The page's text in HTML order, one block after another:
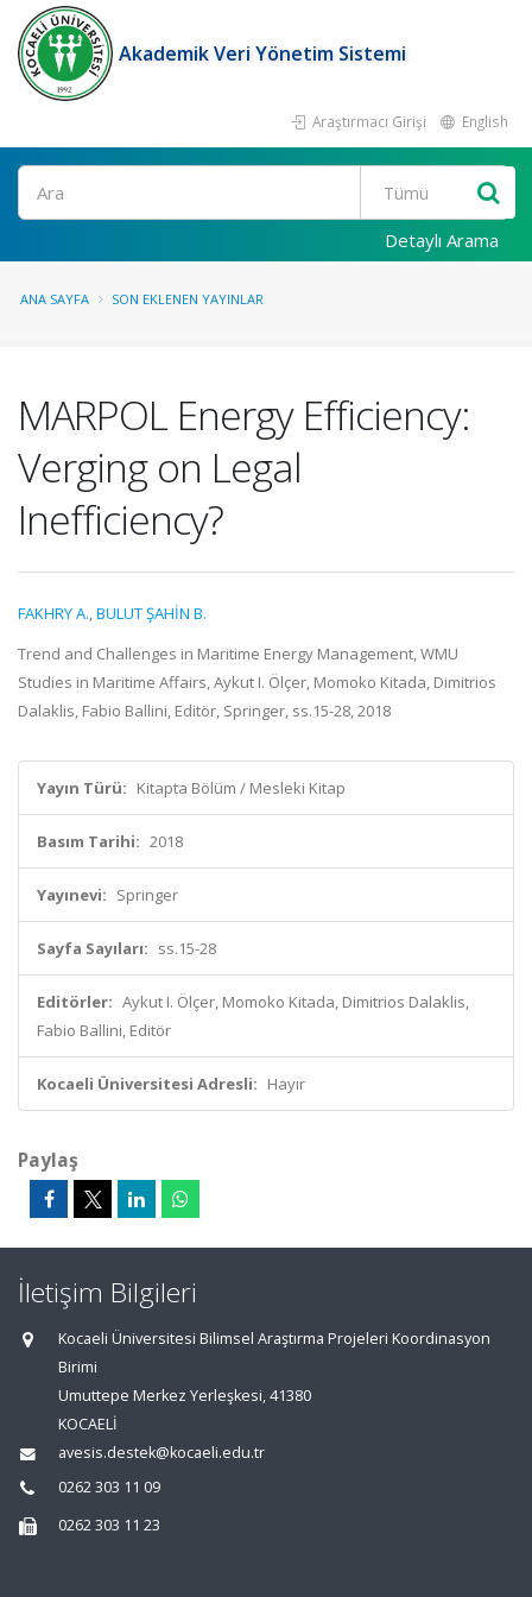
Akademik Veri Yönetim Sistemi
Araştırmacı Girişi English
Ara
Detaylı Arama
ANA SAYFA SON EKLENEN YAYINLAR
MARPOL Energy Efficiency:
Verging on Legal
Inefficiency?
FAKHRY A.,BULUT ŞAHİN B.
Trend and Challenges in Maritime Energy Management, WMU
Studies in Maritime Affairs, Aykut I. Ölçer, Momoko Kitada, Dimitrios
Dalaklis, Fabio Ballini, Editör, Springer, ss.15-28, 2018
Yayın Türü: Kitapta Bölüm / Mesleki Kitap
Basım Tarihi: 2018
Yayınevi: Springer
Sayfa Sayıları: ss.15-28
Editörler: Aykut I. Ölçer, Momoko Kitada, Dimitrios Dalaklis,
Fabio Ballini, Editör
Kocaeli Üniversitesi Adresli: Hayır
Paylaş
İletişim Bilgileri
Kocaeli Üniversitesi Bilimsel Araştırma Projeleri Koordinasyon
Birimi
Umuttepe Merkez Yerleşkesi, 41380
KOCAELİ
avesis.destek@kocaeli.edu.tr
0262 303 11 09
0262 303 11 23